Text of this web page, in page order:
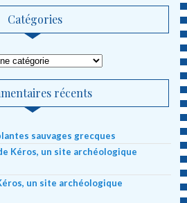
Catégories
récents
sauvages grecques
Kéros, un site archéologique
un site archéologique